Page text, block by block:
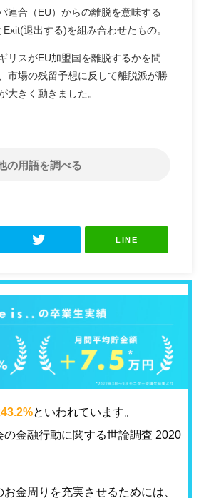
連合（EU）からの離脱を意味する
退出する)を組み合わせたもの。
リスがEU加盟国を離脱するかを問
市場の残留予想に反して離脱派が勝
大きく動きました。
の用語を調べる
LINE
といわれています。
金融行動に関する世論調査 2020
金周りを充実させるためには、